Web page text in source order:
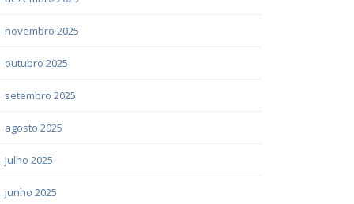
novembro 2025
outubro 2025
setembro 2025
agosto 2025
julho 2025
junho 2025